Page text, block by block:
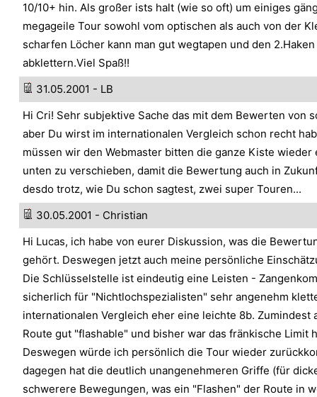
10/10+ hin. Als großer ists halt (wie so oft) um einiges
megageile Tour sowohl vom optischen als auch von der
scharfen Löcher kann man gut wegtapen und den
abklettern.Viel Spaß!!
31.05.2001 - LB
Hi Cri! Sehr subjektive Sache das mit dem Bewerten von
aber Du wirst im internationalen Vergleich schon recht
müssen wir den Webmaster bitten die ganze Kiste wieder
unten zu verschieben, damit die Bewertung auch in
desdo trotz, wie Du schon sagtest, zwei super Touren...
30.05.2001 - Christian
Hi Lucas, ich habe von eurer Diskussion, was die
gehört. Deswegen jetzt auch meine persönliche
Die Schlüsselstelle ist eindeutig eine Leisten -
sicherlich für "Nichtlochspezialisten" sehr angenehm
internationalen Vergleich eher eine leichte 8b. Zumindest
Route gut "flashable" und bisher war das fränkische Limit
Deswegen würde ich persönlich die Tour wieder
dagegen hat die deutlich unangenehmeren Griffe (für
schwerere Bewegungen, was ein "Flashen" der Route in